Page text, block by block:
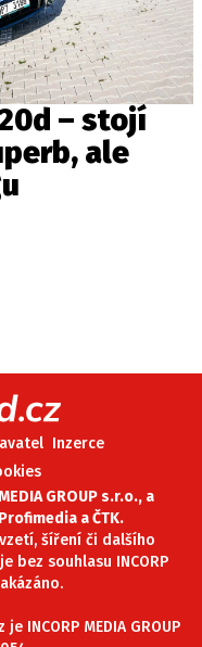
– stojí
ale
Inzerce
GROUP s.r.o., a
a ČTK.
šíření či dalšího
souhlasu INCORP
INCORP MEDIA GROUP